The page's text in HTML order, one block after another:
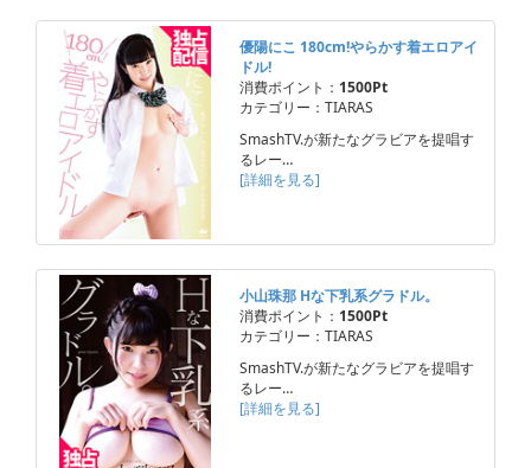
優陽にこ 180cm!やらかす着エロアイ
ドル!
消費ポイント： 1500Pt
カテゴリー：TIARAS
SmashTV.が新たなグラビアを提唱す
るレー…
[詳細を見る]
小山珠那 Hな下乳系グラドル。
消費ポイント： 1500Pt
カテゴリー：TIARAS
SmashTV.が新たなグラビアを提唱す
るレー…
[詳細を見る]